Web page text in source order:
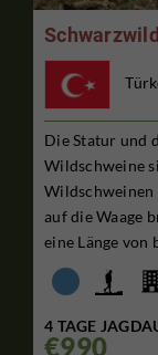
Die Statur und
Wildschweine
Wildschweinen
auf die Waage
eine Länge von
4 TAGE
€990